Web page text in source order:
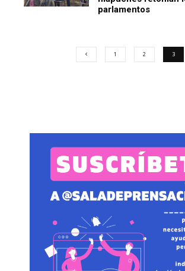
parlamentos
1 2 3